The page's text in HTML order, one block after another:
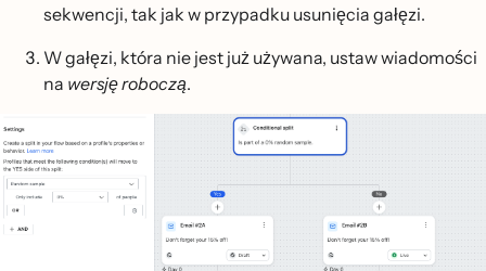
sekwencji, tak jak w przypadku usunięcia gałęzi.
W gałęzi, która nie jest już używana, ustaw wiadomości
na wersję roboczą.